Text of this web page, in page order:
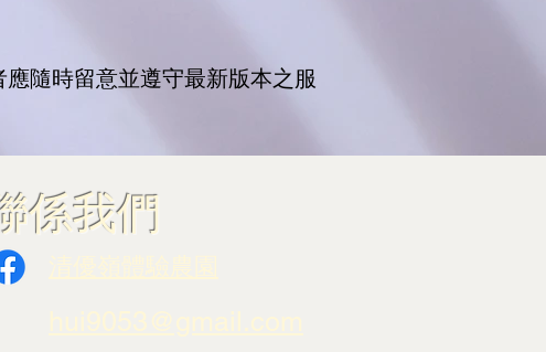
隨時留意並遵守最新版本之服
係我們